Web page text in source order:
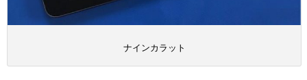
ナインカラット